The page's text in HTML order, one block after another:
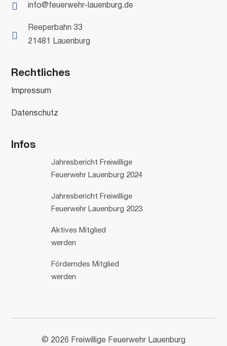
 info@feuerwehr-lauenburg.de

Reeperbahn 33
21481 Lauenburg
Rechtliches
Impressum
Datenschutz
Infos
Jahresbericht Freiwillige
Feuerwehr Lauenburg 2024
Jahresbericht Freiwillige
Feuerwehr Lauenburg 2023
Aktives Mitglied
werden
Förderndes Mitglied
werden
© 2026 Freiwillige Feuerwehr Lauenburg